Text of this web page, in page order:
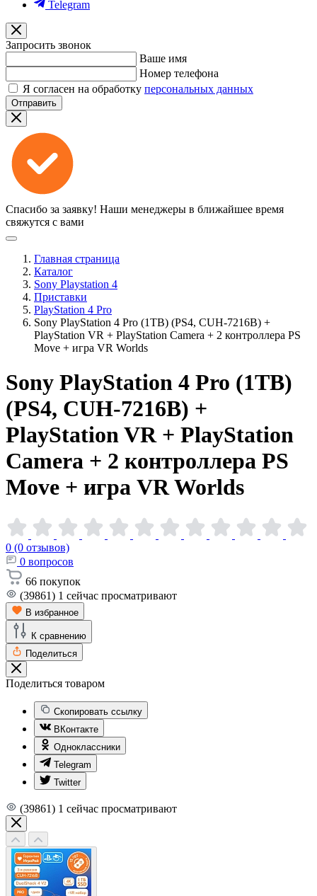
Telegram
Запросить звонок
Ваше имя
Номер телефона
Я согласен на обработку персональных данных
Отправить
Спасибо за заявку! Наши менеджеры в ближайшее время
свяжутся с вами
Главная страница
Каталог
Sony Playstation 4
Приставки
PlayStation 4 Pro
Sony PlayStation 4 Pro (1TB) (PS4, CUH-7216B) +
PlayStation VR + PlayStation Camera + 2 контроллера PS
Move + игра VR Worlds
Sony PlayStation 4 Pro (1TB)
(PS4, CUH-7216B) +
PlayStation VR + PlayStation
Camera + 2 контроллера PS
Move + игра VRWorlds
0 (0 отзывов)
0 вопросов
66 покупок
(39861) 1 сейчас просматривают
В избранное
К сравнению
Поделиться
Поделиться товаром
Скопировать ссылку
ВКонтакте
Одноклассники
Telegram
Twitter
(39861) 1 сейчас просматривают